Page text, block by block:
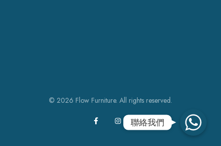
© 2026 Flow Furniture. All rights reserved.
聯絡我們